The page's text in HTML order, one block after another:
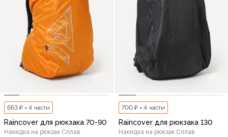
663 ₽ × 4 части
Raincover для рюкзака 70-90
Накидка на рюкзак Сплав
700 ₽ × 4 части
Raincover для рюкзака 130
Накидка на рюкзак Сплав